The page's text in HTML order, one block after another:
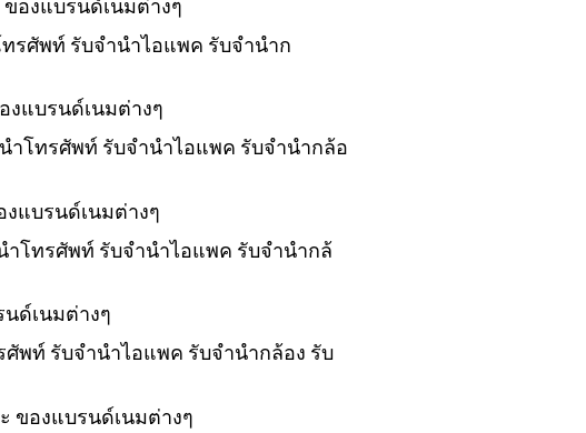
รศัพท์ รับจำนำไอแพค รับจำนำก
งแบรนด์เนมต่างๆ
ำโทรศัพท์ รับจำนำไอแพค รับจำนำกล้อ
แบรนด์เนมต่างๆ
โทรศัพท์ รับจำนำไอแพค รับจำนำกล้
ด์เนมต่างๆ
พท์ รับจำนำไอแพค รับจำนำกล้อง รับ
ของแบรนด์เนมต่างๆ